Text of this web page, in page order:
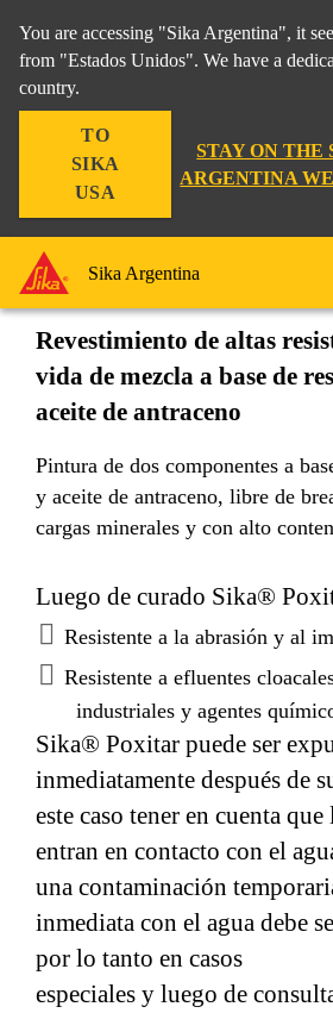
You are accessing "Sika Argentina", it
from "Estados Unidos". We have a
country.
TO
SIKA
USA
STAY ON THE
ARGENTINA
Sika Argentina
Sika®
Revestimiento de altas
vida de mezcla a base de
aceite de antraceno
Pintura de dos componentes a
y aceite de antraceno, libre de
cargas minerales y con alto
Luego de curado Sika®
Resistente a la abrasión y al
Resistente a efluentes
industriales y agentes
Sika® Poxitar puede ser
inmediatamente después de
este caso tener en cuenta
entran en contacto con el
una contaminación
inmediata con el agua debe
por lo tanto en casos
especiales y luego de